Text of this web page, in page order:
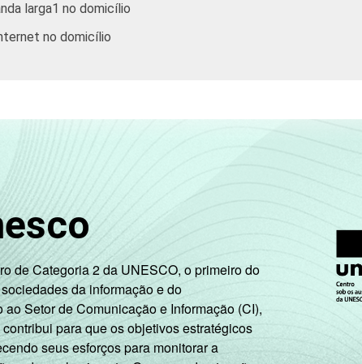
larga1 no domicílio
no domicílio
de Categoria 2 da UNESCO, o primeiro do
da informação e do
Setor de Comunicação e Informação (CI),
para que os objetivos estratégicos
seus esforços para monitorar a